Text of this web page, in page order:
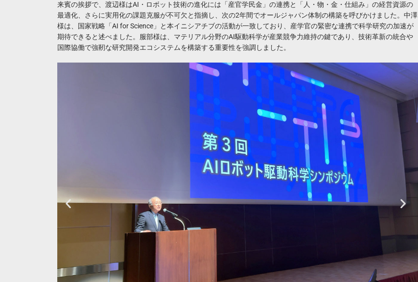
来賓の挨拶で、渡辺様はAI・ロボット技術の進化には「産官学民金」の連携と「人・物・金・仕組み」の経営資源の
最適化、さらに実用化の課題克服が不可欠と指摘し、次の2年間でオールジャパン体制の構築を呼びかけました。中澤
様は、国家戦略「AI for Science」と本イニシアチブの活動が一致しており、産学官の緊密な連携で科学研究の加速が
期待できると述べました。服部様は、マテリアル分野のAI駆動科学が産業競争力維持の鍵であり、技術革新の統合や
国際協働で強靭な研究開発エコシステムを構築する重要性を強調しました。